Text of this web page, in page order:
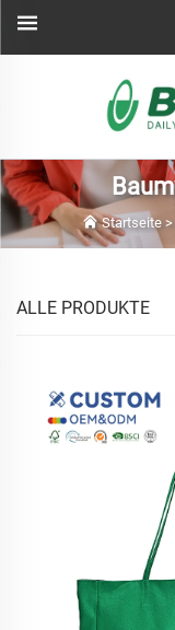
Startseite>
ALLE PRODUKTE